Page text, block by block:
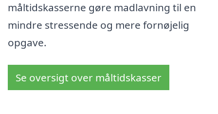
måltidskasserne gøre madlavning til en
mindre stressende og mere fornøjelig
opgave.
Se oversigt over måltidskasser